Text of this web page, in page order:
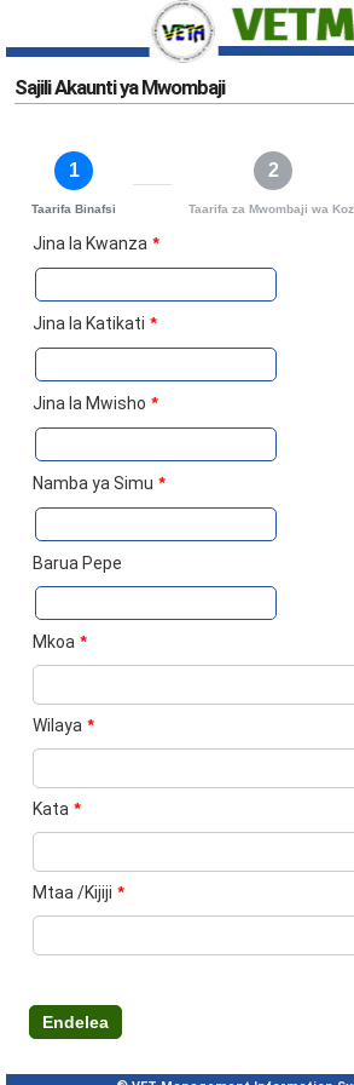
Sajili Akaunti ya Mwombaji
1
Taarifa Binafsi
2
Taarifa za Mwombaji wa
Jina la Kwanza *
Jina la Katikati *
Jina la Mwisho *
Namba ya Simu *
Barua Pepe
Mkoa *
Wilaya *
Kata *
Mtaa /Kijiji *